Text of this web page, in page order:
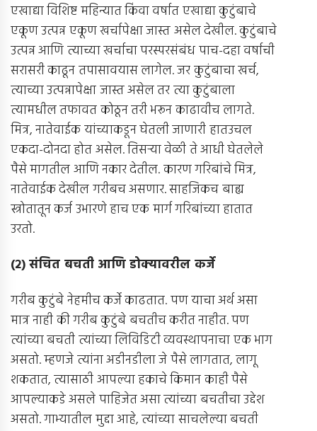
एखाद्या विशिष्ट महिन्यात किंवा वर्षात एखाद्या कुटुंबाचे
एकूण उत्पन्न एकूण खर्चापेक्षा जास्त असेल देखील. कुटुंबाचे
उत्पन्न आणि त्याच्या खर्चाचा परस्परसंबंध पाच-दहा वर्षाची
सरासरी काढून तपासावयास लागेल. जर कुटुंबाचा खर्च,
त्याच्या उत्पन्नापेक्षा जास्त असेल तर त्या कुटुंबाला
त्यामधील तफावत कोठून तरी भरून काढावीच लागते.
मित्र, नातेवाईक यांच्याकडून घेतली जाणारी हातउचल
एकदा-दोनदा होत असेल. तिसर्‍या वेळी ते आधी घेतलेले
पैसे मागतील आणि नकार देतील. कारण गरिबांचे मित्र,
नातेवाईक देखील गरीबच असणार. साहजिकच बाह्य
स्त्रोतातून कर्ज उभारणे हाच एक मार्ग गरिबांच्या हातात
उरतो.
(२)संचित बचती आणि डोक्यावरील कर्जे
गरीब कुटुंबे नेहमीच कर्जे काढतात. पण याचा अर्थ असा
मात्र नाही की गरीब कुटुंबे बचतीच करीत नाहीत. पण
त्यांच्या बचती त्यांच्या लिविडिटी व्यवस्थापनाचा एक भाग
असतो. म्हणजे त्यांना अडीनडीला जे पैसे लागतात, लागू
शकतात, त्यासाठी आपल्या हकाचे किमान काही पैसे
आपल्याकडे असले पाहिजेत असा त्यांच्या बचतीचा उद्देश
असतो. गाभ्यातील मुद्दा आहे, त्यांच्या साचलेल्या बचती